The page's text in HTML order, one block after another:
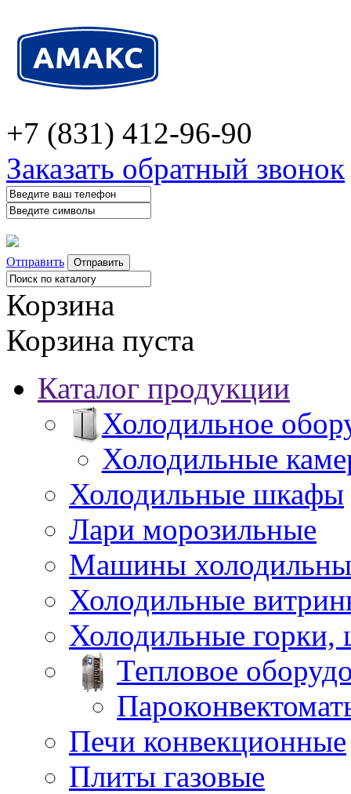
+7 (831) 412-96-90
Заказать обратный звонок
Отправить
Корзина
Корзина пуста
Каталог продукции
Холодильное
Холодильные
Холодильные шкафы
Лари морозильные
Машины
Холодильные
Холодильные
Тепловое
Печи конвекционные
Плиты газовые